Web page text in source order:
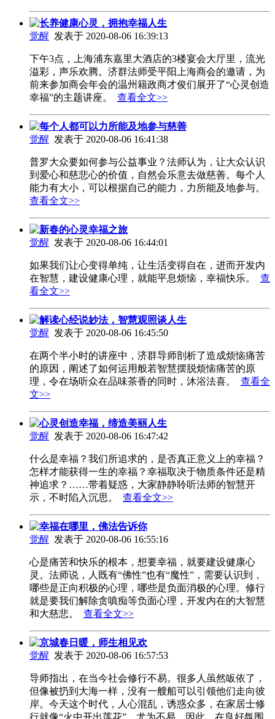
长养健康心灵，拥抱幸福人生
觉醒 发表于 2020-08-06 16:39:13
下午3点，上海浦东嘉里大酒店的3楼宴会大厅里，流光
溢彩，声乐欢腾。济群法师受平阳上海商会的邀请，为
前来参加商会年会的温州籍政商才俊们展开了“心灵创造
幸福”的主题讲座。 查看全文>>
每个人都可以力所能及地参与慈善
觉醒 发表于 2020-08-06 16:41:38
普罗大众要如何参与公益事业？法师认为，让大众认识
到爱心和慈悲心的价值，自然会乐意去做慈善。每个人
能力有大小，可以根据自己的能力，力所能及地参与。
查看全文>>
新春的心灵幸福之旅
觉醒 发表于 2020-08-06 16:44:01
如果我们让心变得单纯，让生活变得自在，进而开发内
在智慧，建设健康心理，就能平息烦恼，幸福快乐。 查
看全文>>
解读心经说妙法，智慧观照谈人生
觉醒 发表于 2020-08-06 16:45:50
在两个半小时的讲座中，济群导师剖析了造成烦恼痛苦
的原因，阐述了如何运用般若智慧摆脱烦恼痛苦的原
理，令在场听众在品味茶香的同时，沐浴法喜。 查看全
文>>
心灵创造幸福，缔造美丽人生
觉醒 发表于 2020-08-06 16:47:42
什么是幸福？我们所追求的，是否真正意义上的幸福？
怎样才能获得一生的幸福？幸福取决于物质条件还是精
神追求？……带着疑惑，大家静静聆听法师的智慧开
示，不时陷入沉思。 查看全文>>
幸福在哪里，佛法告诉你
觉醒 发表于 2020-08-06 16:55:16
心是痛苦和快乐的根本，想要幸福，就要建设健康心
灵。法师说，人既有“佛性”也有“魔性”，需要认识到，
哪些是正向积极的心理，哪些是负面消极的心理。修行
就是要我们解除贪嗔痴等负面心理，开发内在的大智慧
和大慈悲。 查看全文>>
京城春日暖，师生相见欢
觉醒 发表于 2020-08-06 16:57:53
导师指出，在当今社会修行不易。很多人虽然皈依了，
但像被扔到大海一样，没有一艘船可以引领他们走向彼
岸。今天这个时代，人心混乱，诱惑众多，在家居士修
行就像“火中开出莲花”，尤为不易。因此，在良好氛围